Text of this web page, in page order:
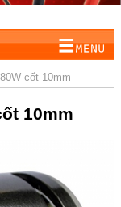
cốt 10mm
10mm